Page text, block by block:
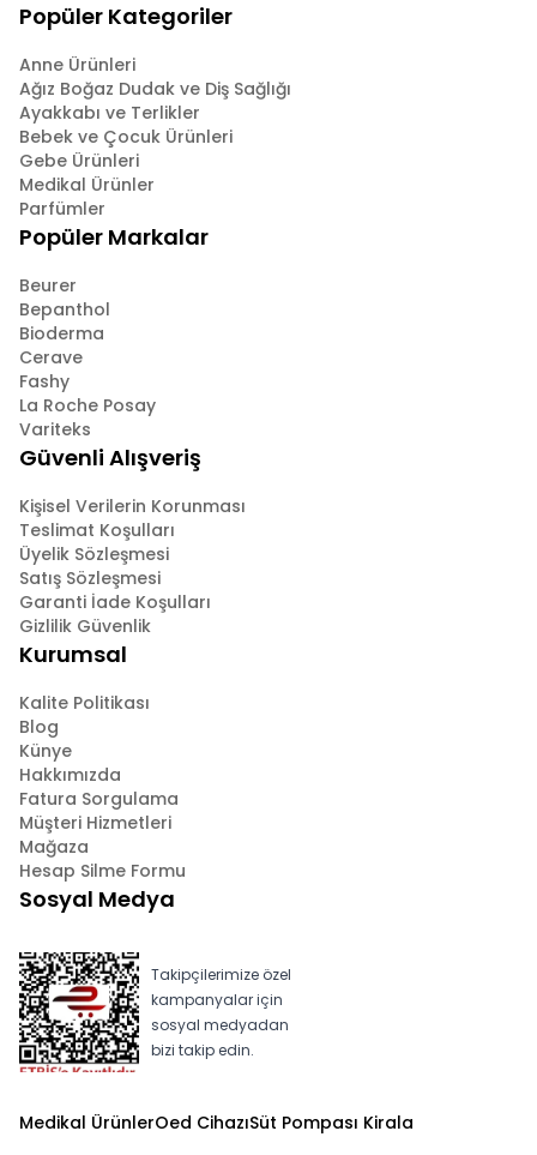
Popüler Kategoriler
Anne Ürünleri
Ağız Boğaz Dudak ve Diş Sağlığı
Ayakkabı ve Terlikler
Bebek ve Çocuk Ürünleri
Gebe Ürünleri
Medikal Ürünler
Parfümler
Popüler Markalar
Beurer
Bepanthol
Bioderma
Cerave
Fashy
La Roche Posay
Variteks
Güvenli Alışveriş
Kişisel Verilerin Korunması
Teslimat Koşulları
Üyelik Sözleşmesi
Satış Sözleşmesi
Garanti İade Koşulları
Gizlilik Güvenlik
Kurumsal
Kalite Politikası
Blog
Künye
Hakkımızda
Fatura Sorgulama
Müşteri Hizmetleri
Mağaza
Hesap Silme Formu
Sosyal Medya
Takipçilerimize özel
kampanyalar için
sosyal medyadan
bizi takip edin.
Medikal ÜrünlerOed CihazıSüt Pompası Kirala